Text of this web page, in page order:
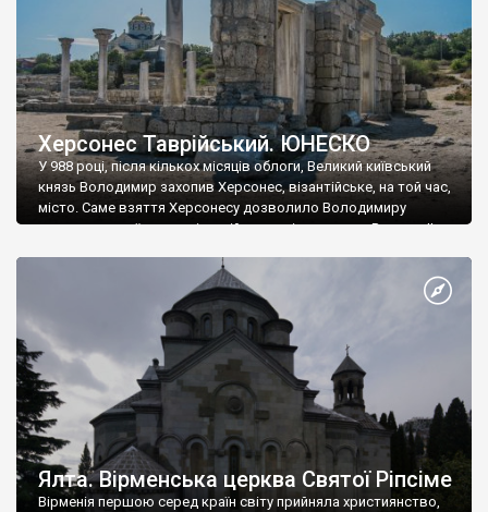
Херсонес Таврійський. ЮНЕСКО
У 988 році, після кількох місяців облоги, Великий київський
князь Володимир захопив Херсонес, візантійське, на той час,
місто. Саме взяття Херсонесу дозволило Володимиру
диктувати свої умови візантійському імператору Василю ІІ, та
Херсонесі Володимир-язичник, став Василем-християнином.
А потім було Хрещення Русі. На честь Херсонесу Таврійського
Ялта. Вірменська церква Святої Ріпсіме
Вірменія першою серед країн світу прийняла християнство,